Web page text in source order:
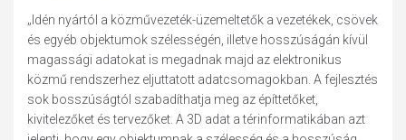
„Idén nyártól a közművezeték-üzemeltetők a vezetékek, csövek
és egyéb objektumok szélességén, illetve hosszúságán kívül
magassági adatokat is megadnak majd az elektronikus
közmű rendszerhez eljuttatott adatcsomagokban. A fejlesztés
sok bosszúságtól szabadíthatja meg az építtetőket,
kivitelezőket és tervezőket. A 3D adat a térinformatikában azt